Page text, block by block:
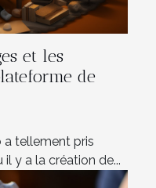
et les
de
a tellement pris
il y a la création de...